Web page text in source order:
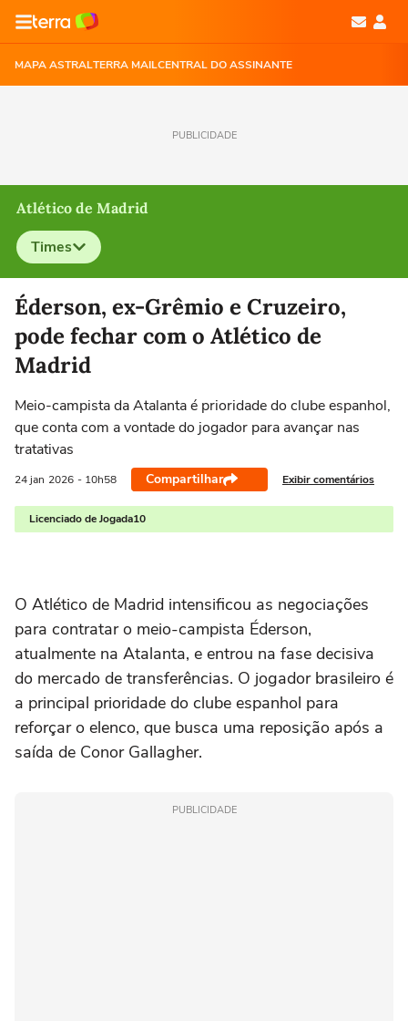
MAPA ASTRALTERRA MAILCENTRAL DO ASSINANTE
PUBLICIDADE
Atlético de Madrid
Times
Selecione o time para ver as notícias
Éderson, ex-Grêmio e Cruzeiro,
pode fechar com o Atlético de
Madrid
Meio-campista da Atalanta é prioridade do clube espanhol,
que conta com a vontade do jogador para avançar nas
tratativas
24 jan 2026 - 10h58 Compartilhar Exibir comentários
Licenciado de Jogada10
O Atlético de Madrid intensificou as negociações
para contratar o meio-campista Éderson,
atualmente na Atalanta, e entrou na fase decisiva
do mercado de transferências. O jogador brasileiro é
a principal prioridade do clube espanhol para
reforçar o elenco, que busca uma reposição após a
saída de Conor Gallagher.
PUBLICIDADE